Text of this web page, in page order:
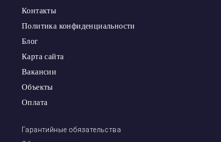
Контакты
Политика конфиденциальности
Блог
Карта сайта
Вакансии
Объекты
Оплата
Гарантийные обязательства